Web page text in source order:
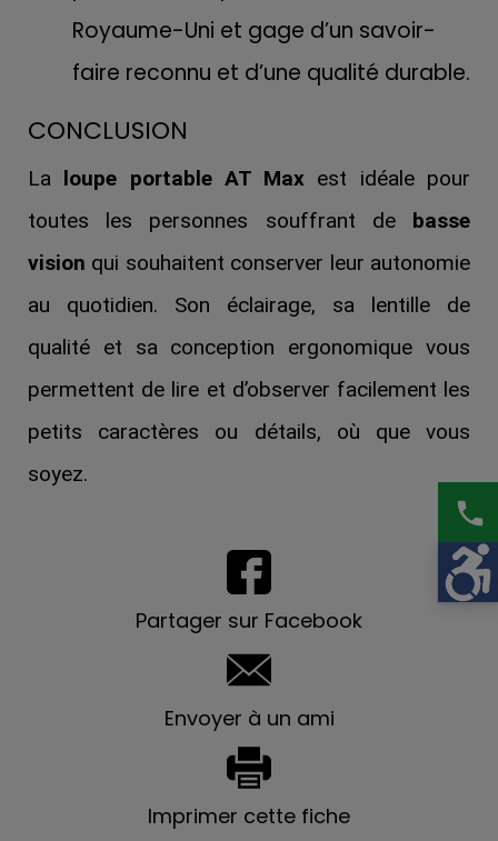
Royaume-Uni et gage d’un savoir-
faire reconnu et d’une qualité durable.
CONCLUSION
La loupe portable AT Max est idéale pour
toutes les personnes souffrant de basse
vision qui souhaitent conserver leur autonomie
au quotidien. Son éclairage, sa lentille de
qualité et sa conception ergonomique vous
permettent de lire et d’observer facilement les
petits caractères ou détails, où que vous
soyez.
Partager sur Facebook
Envoyer à un ami
Imprimer cette fiche
phone